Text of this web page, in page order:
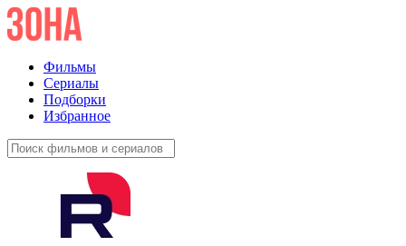
Фильмы
Сериалы
Подборки
Избранное